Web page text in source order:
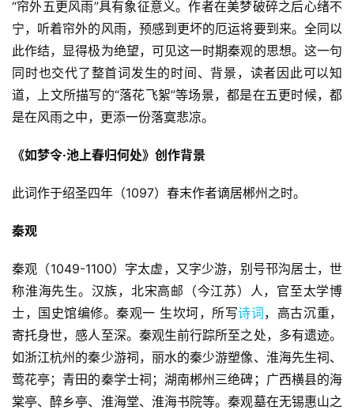
“帘外五更风雨”具有象征意义。作者在美梦破碎之后心绪不
宁，听着帘外的风雨，预感到更坏的厄运将要到来。全同以
此作结，显得极为绝望，可见这一时期秦观的思想。这一句
同时也交代了整首词发生的时间、背景，读者因此可以知
道，上文所描写的“落花飞絮”等场景，都是在五更时候，都
是在风雨之中，更添一份落寞悲凉。
《如梦令·池上春归何处》创作背景
此词作于绍圣四年（1097）春末作者谪居郴州之时。
秦观
秦观（1049-1100）字太虚，又字少游，别号邗沟居士，世
称淮海先生。汉族，北宋高邮（今江苏）人，官至太学博
士，国史馆编修。秦观一 生坎坷，所写诗词，高古沉重，
寄托身世，感人至深。秦观生前行踪所至之处，多有遗迹。
如浙江杭州的秦少游祠，丽水的秦少游塑像、淮海先生祠、
莺花亭；青田的秦学士祠；湖南郴州三绝碑；广西横县的海
棠亭、醉乡亭、淮海堂、淮海书院等。秦观墓在无锡惠山之